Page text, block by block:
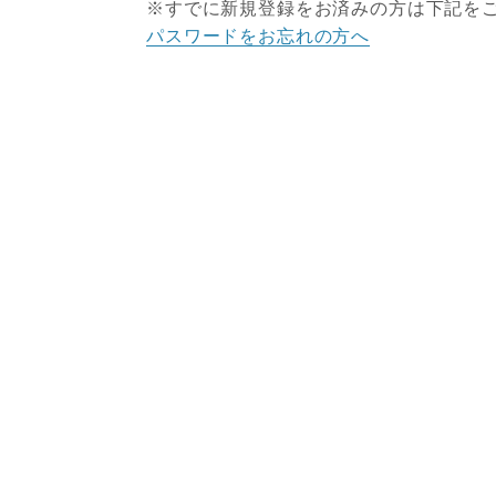
※すでに新規登録をお済みの方は下記を
パスワードをお忘れの方へ